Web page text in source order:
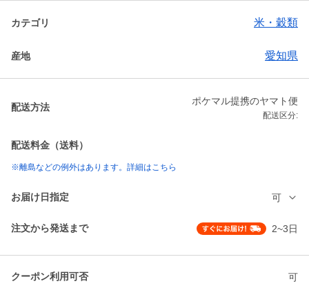
カテゴリ 米・穀類
産地 愛知県
配送方法
ポケマル提携のヤマト便
配送区分:
配送料金（送料）
※離島などの例外はあります。詳細はこちら
お届け日指定 可
注文から発送まで 2~3日
クーポン利用可否 可